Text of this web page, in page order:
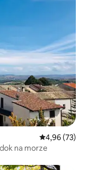
Średnia
4,96 (73)
na morze